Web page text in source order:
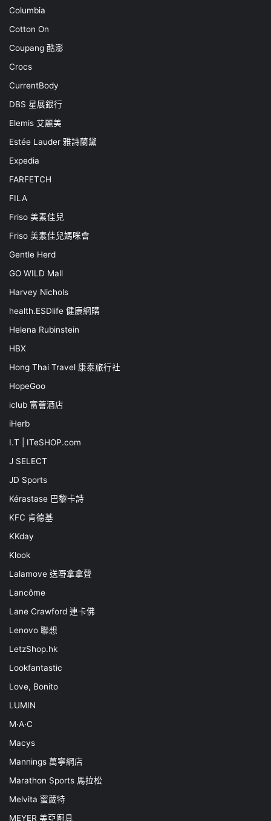
Columbia
Cotton On
Coupang 酷澎
Crocs
CurrentBody
DBS 星展銀行
Elemis 艾麗美
Estée Lauder 雅詩蘭黛
Expedia
FARFETCH
FILA
Friso 美素佳兒
Friso 美素佳兒媽咪會
Gentle Herd
GO WILD Mall
Harvey Nichols
health.ESDlife 健康網購
Helena Rubinstein
HBX
Hong Thai Travel 康泰旅行社
HopeGoo
iclub 富薈酒店
iHerb
I.T | ITeSHOP.com
J SELECT
JD Sports
Kérastase 巴黎卡詩
KFC 肯德基
KKday
Klook
Lalamove 送嘢拿拿聲
Lancôme
Lane Crawford 連卡佛
Lenovo 聯想
LetzShop.hk
Lookfantastic
Love, Bonito
LUMIN
M·A·C
Macys
Mannings 萬寧網店
Marathon Sports 馬拉松
Melvita 蜜葳特
MEYER 美亞廚具